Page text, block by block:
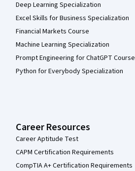
Deep Learning Specialization
Excel Skills for Business Specialization
Financial Markets Course
Machine Learning Specialization
Prompt Engineering for ChatGPT Course
Python for Everybody Specialization
Career Resources
Career Aptitude Test
CAPM Certification Requirements
CompTIA A+ Certification Requirements